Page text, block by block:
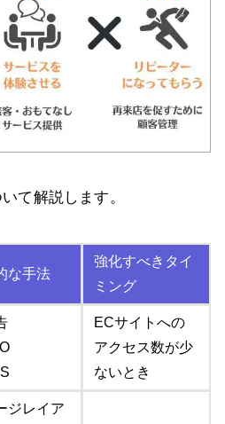
て解説します。
な手法
強化すべきタイ
ミング
ECサイトへの
アクセス数が少
ないとき
ジレイア